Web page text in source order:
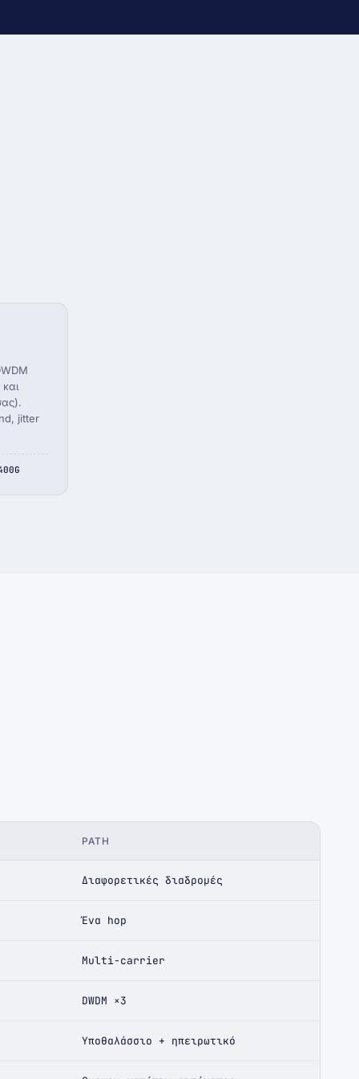
jitter
PATH
Διαφορετικές διαδρομές
Ένα hop
Multi-carrier
DWDM ×3
Υποθαλάσσιο + ηπειρωτικό